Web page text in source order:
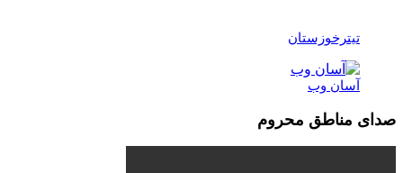
تیترخوزستان
آسان وب
صدای مناطق محروم